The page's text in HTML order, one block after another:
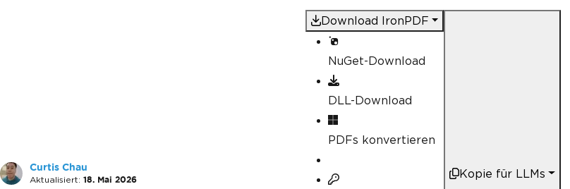
Curtis Chau
Aktualisiert: 18. Mai 2026
Download IronPDF
NuGet-Download
DLL-Download
PDFs konvertieren
Kopie für LLMs